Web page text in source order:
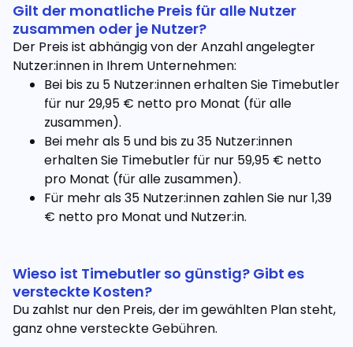
Gilt der monatliche Preis für alle Nutzer
zusammen oder je Nutzer?
Der Preis ist abhängig von der Anzahl angelegter
Nutzer:innen in Ihrem Unternehmen:
Bei bis zu 5 Nutzer:innen erhalten Sie Timebutler
für nur 29,95 € netto pro Monat (für alle
zusammen).
Bei mehr als 5 und bis zu 35 Nutzer:innen
erhalten Sie Timebutler für nur 59,95 € netto
pro Monat (für alle zusammen).
Für mehr als 35 Nutzer:innen zahlen Sie nur 1,39
€ netto pro Monat und Nutzer:in.
Wieso ist Timebutler so günstig? Gibt es
versteckte Kosten?
Du zahlst nur den Preis, der im gewählten Plan steht,
ganz ohne versteckte Gebühren.